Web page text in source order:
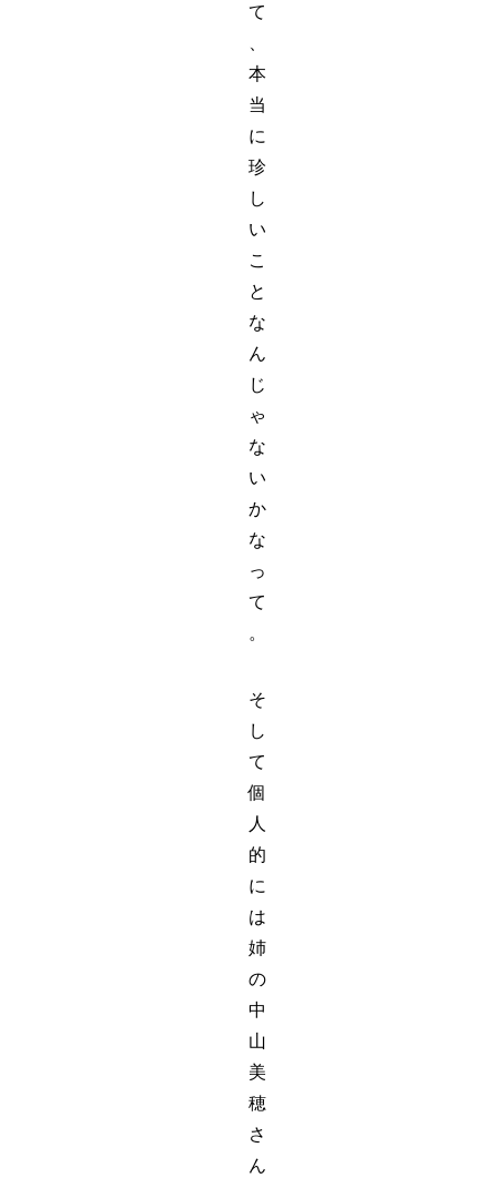
て
本
当
に
珍
し
い
こ
と
な
ん
じ
ゃ
な
い
か
な
っ
て
。
そ
し
て
個
人
的
に
は
姉
の
中
山
美
穂
さ
ん